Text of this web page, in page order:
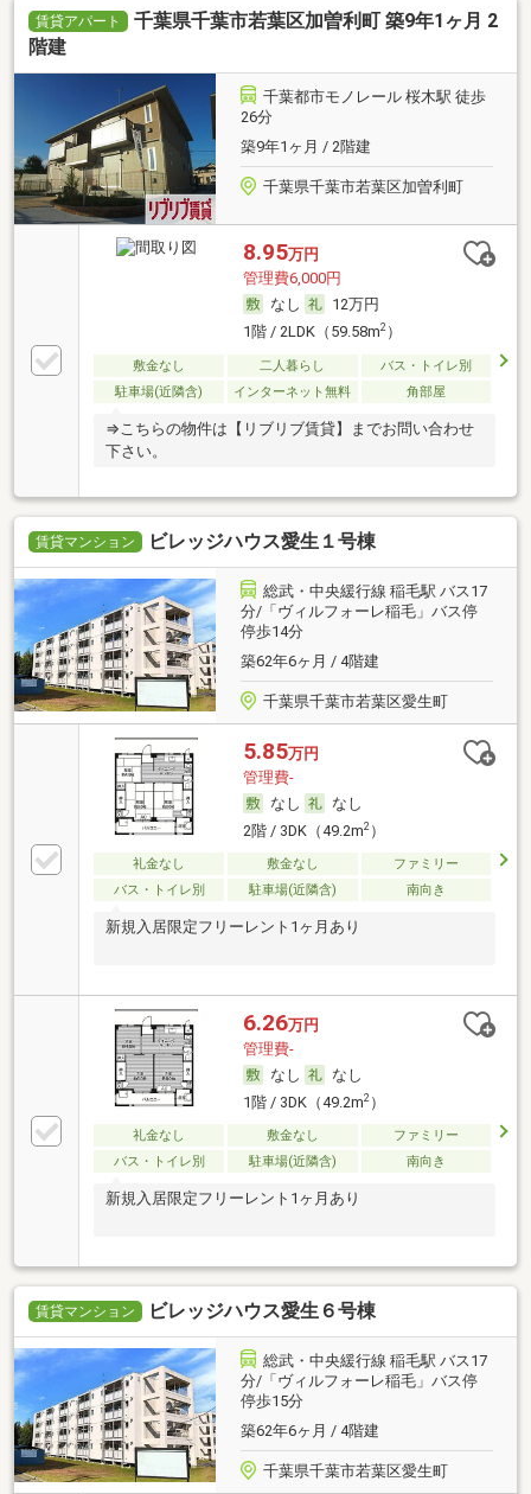
賃貸アパート
千葉県千葉市若葉区加曽利町 築9年1ヶ月 2
階建
千葉都市モノレール 桜木駅 徒歩
26分
築9年1ヶ月 / 2階建
千葉県千葉市若葉区加曽利町
8.95万円
管理費6,000円
なし
12万円
1階 / 2LDK（59.58m2）
敷金なし 二人暮らし
バス・トイレ別
駐車場(近隣含)
インターネット無料 角部屋
⇒こちらの物件は【リブリブ賃貸】までお問い合わせ
下さい。
賃貸マンション ビレッジハウス愛生１号棟
総武・中央緩行線 稲毛駅 バス17
分/「ヴィルフォーレ稲毛」バス停
停歩14分
築62年6ヶ月 / 4階建
千葉県千葉市若葉区愛生町
5.85万円
管理費-
なし
なし
2階 / 3DK（49.2m2）
礼金なし 敷金なし
ファミリー
バス・トイレ別
駐車場(近隣含) 南向き
新規入居限定フリーレント1ヶ月あり
6.26万円
管理費-
なし
なし
1階 / 3DK（49.2m2）
礼金なし 敷金なし
ファミリー
バス・トイレ別
駐車場(近隣含) 南向き
新規入居限定フリーレント1ヶ月あり
賃貸マンション ビレッジハウス愛生６号棟
総武・中央緩行線 稲毛駅 バス17
分/「ヴィルフォーレ稲毛」バス停
停歩15分
築62年6ヶ月 / 4階建
千葉県千葉市若葉区愛生町